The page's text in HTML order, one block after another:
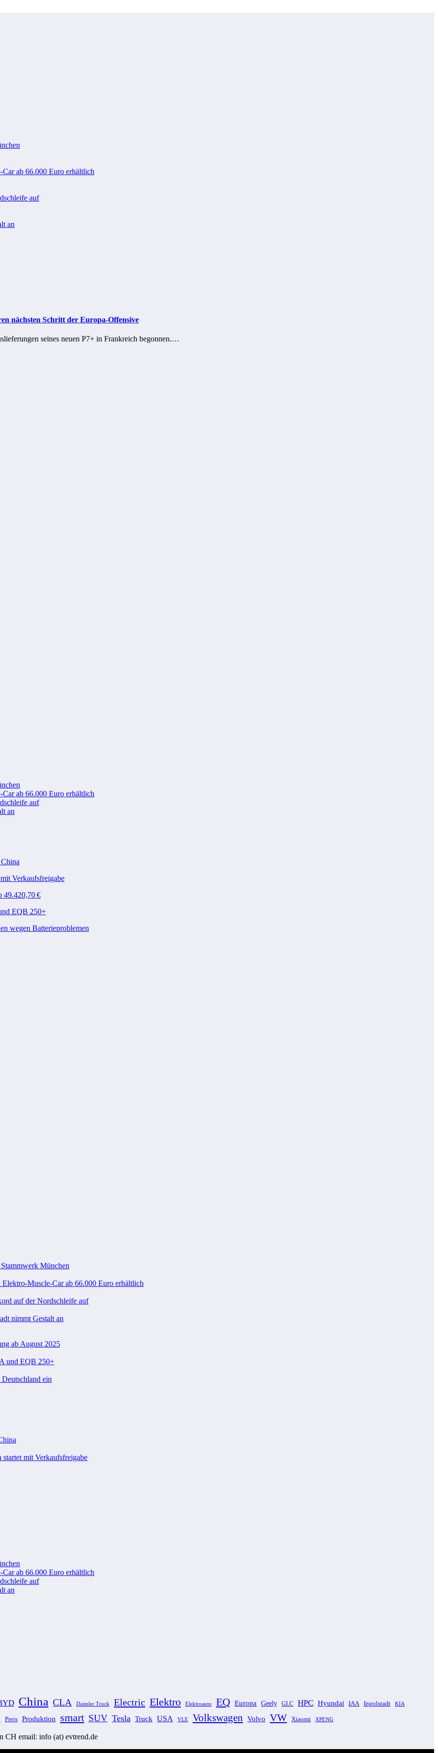
ab 66.000 Euro erhältlich
auf
an
nächsten Schritt der Europa-Offensive
seines neuen P7+ in Frankreich begonnen.…
ab 66.000 Euro erhältlich
auf
an
Verkaufsfreigabe
49.420,70 €
EQB 250+
wegen Batterieproblemen
München
Muscle-Car ab 66.000 Euro erhältlich
auf der Nordschleife auf
nimmt Gestalt an
ab August 2025
und EQB 250+
ein
mit Verkaufsfreigabe
ab 66.000 Euro erhältlich
auf
an
China CLA Daimler Truck Electric Elektro Elektroauto EQ Europa Geely GLC HPC Hyundai IAA Ingolstadt KIA
Preis Produktion smart SUV Tesla Truck USA VLE Volkswagen Volvo VW Xiaomi XPENG
CH email: info (at) evtrend.de